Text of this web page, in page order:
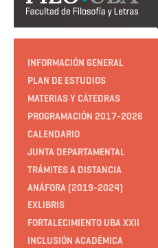
INFORMACIÓN GENERAL
PLAN DE ESTUDIOS
MATERIAS Y CÁTEDRAS
PROGRAMACIÓN 2017-2026
CALENDARIO
JUNTA DEPARTAMENTAL
TRÁMITES A DISTANCIA
ANÁFORA (2019-2024)
EXLIBRIS
FORTALECIMIENTO UBA XXII
INCLUSIÓN ACADÉMICA